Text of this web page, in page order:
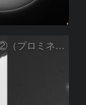
8月5日の太陽②（プロミネンス北東縁 ）